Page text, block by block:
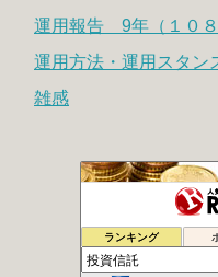
運用報告 9年（１０
運用方法・運用スタン
雑感
ランキング
73位 シュウの２０
74位
地道にぽちぽち